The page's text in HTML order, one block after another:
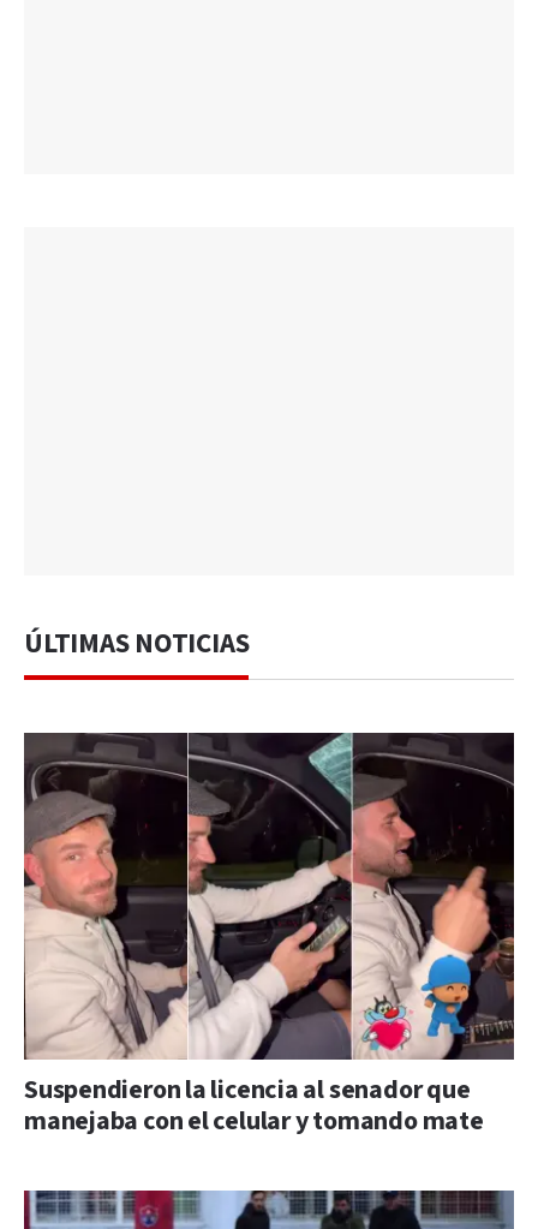
ÚLTIMAS NOTICIAS
Suspendieron la licencia al senador que
manejaba con el celular y tomando mate